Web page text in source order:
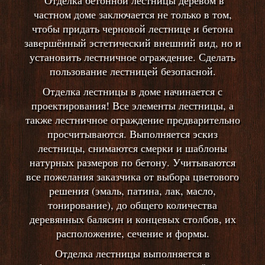
частном доме заключается не только в том,
чтобы придать черновой лестнице и бетона
завершённый эстетический внешний вид, но и
установить лестничное ограждение. Сделать
пользование лестницей безопасной.
Отделка лестницы в доме начинается с
проектирования! Все элементы лестницы, а
также лестничное ограждение предварительно
просчитываются. Выполняется эскиз
лестницы, снимаются смерки и шаблоны
натурных размеров по бетону. Учитываются
все пожелания заказчика от выбора цветового
решения (эмаль, патина, лак, масло,
тонирование), до общего количества
деревянных балясин и концевых столбов, их
расположение, сечение и формы.
Отделка лестницы выполняется в